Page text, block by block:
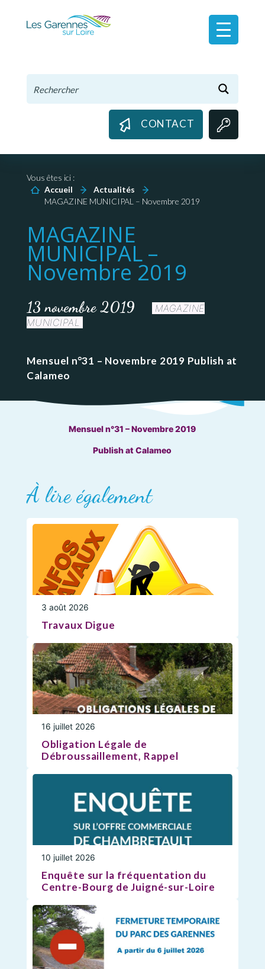
CONTACT
Vous êtes ici :
Accueil
Actualités
MAGAZINE MUNICIPAL – Novembre 2019
MAGAZINE
MUNICIPAL –
Novembre 2019
13 novembre 2019
MAGAZINE
MUNICIPAL
Mensuel n°31 – Novembre 2019 Publish at
Calameo
Mensuel n°31 – Novembre 2019
Publish at Calameo
À lire également
3 août 2026
Travaux Digue
16 juillet 2026
Obligation Légale de
Débroussaillement, Rappel
10 juillet 2026
Enquête sur la fréquentation du
Centre-Bourg de Juigné-sur-Loire